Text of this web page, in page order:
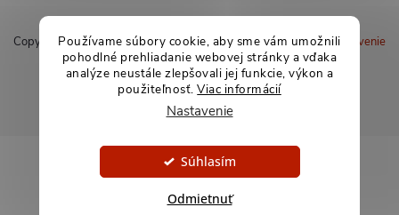
Používame súbory cookie, aby sme vám umožnili
pohodlné prehliadanie webovej stránky a vďaka
analýze neustále zlepšovali jej funkcie, výkon a
použiteľnosť.Viac informácií
Nastavenie
Odmietnuť
Súhlasím
Vytvoril Shoptet
Copyright 2026soxland.sk. Všetky práva vyhradené. Upraviť nastavenie
cookies